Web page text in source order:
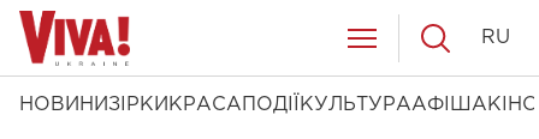
НОВИНИ ЗІРКИ КРАСА ПОДІЇ КУЛЬТУРААФІША КІНО
RU